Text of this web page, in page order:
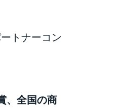
トナーコン
、全国の商